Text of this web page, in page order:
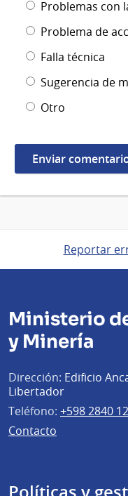
Problemas con
Problema de
Falla técnica
Sugerencia de
Otro
Reportar
Ministerio
y Minería
Dirección: Edificio
Libertador
Teléfono: +598 2840
Contacto
Políticas y